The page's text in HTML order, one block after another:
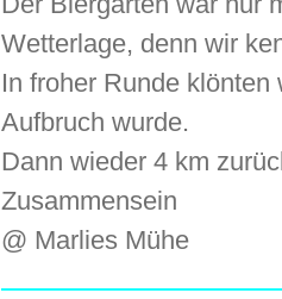
Wetterlage, denn wir
In froher Runde
Aufbruch wurde.
Dann wieder 4 km
Zusammensein
@ Marlies Mühe